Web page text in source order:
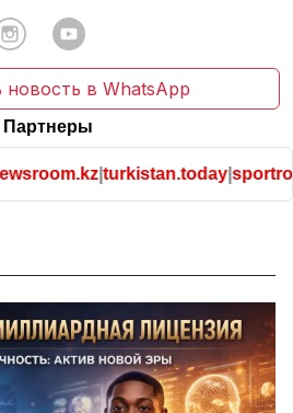
новость в WhatsApp
Партнеры
|turkistan.today|